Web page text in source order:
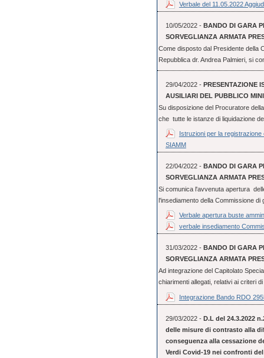
Verbale del 11.05.2022
10/05/2022 - BANDO DI GARA
SORVEGLIANZA ARMATA
Come disposto dal Presidente della
Repubblica dr. Andrea Palmieri, si
29/04/2022 - PRESENTAZIONE
AUSILIARI DEL PUBBLICO
Su disposizione del Procuratore
che tutte le istanze di liquidazione
Istruzioni per la
SIAMM
22/04/2022 - BANDO DI GARA
SORVEGLIANZA ARMATA
Si comunica l'avvenuta apertura
l'insediamento della Commissione
Verbale apertura buste
verbale insediamento
31/03/2022 - BANDO DI GARA
SORVEGLIANZA ARMATA
Ad integrazione del Capitolato
chiarimenti allegati, relativi ai criteri
Integrazione Bando RDO
29/03/2022 - D.L del 24.3.2022
delle misure di contrasto alla
conseguenza alla cessazione
Verdi Covid-19 nei confronti